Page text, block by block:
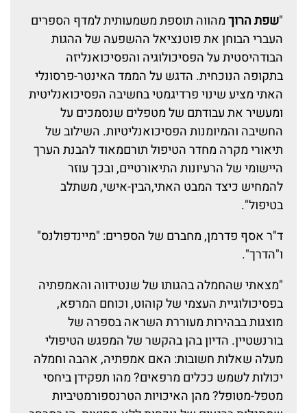
"שפת הרוךמהווה תוספת משמעותית למדף הספרים
העברי הבוחן את פוטנציאל ההשפעה של ההגות
הבודהיסטית על הפסיכולוגיה והפסיכואנליזה
בתקופה הנוכחית. הדגש על הממד האינטר-פרסונלי
האתי מציע שינוי פרדיגמטי בחשיבה הפסיכואנליטית
ומעשיר את עבודתם של מטפלים שנסמכים על
החשיבה והמיומנות הפסיכואנליטיות. השילוב של
תיאורי מקרה מחדר הטיפול תורםמאוד להבנת הערך
היישומי של הרעיונות התיאורטיים, ובכך עוזר
להמחיש כיצד המבט האתי,הבין-אישי, משתלב
בטיפול".
ד"ר אסף פדרמן, מחברם של הספרים: "מיינדפולנס"
ו"הדרך".
"מצאתי שהחמלה בהגותו של שנטידווה והאמפתיה
בפסיכולוגיית העצמי של קוהוט, וכוחם המרפא,
מוצגות בבהירות מעוררת השראה בספרה של
בורנשטיין. הדיון בהן בהקשר של המפגש הטיפולי
מעלה שאלות חשובות: האם אמפתיה, אהבה וחמלה
יכולות לשמש ככלים מרפאים? מהו תפקידן ביחסי
מטפל-מטופל? מהן האיכויות הטרנספורמטיביות